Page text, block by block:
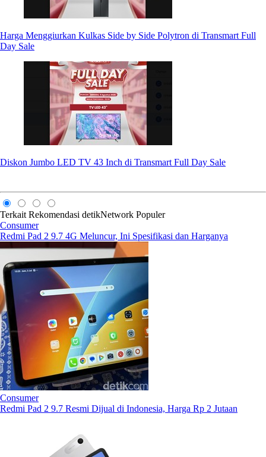
Harga Menggiurkan Kulkas Side by Side Polytron di Transmart Full
Day Sale
Diskon Jumbo LED TV 43 Inch di Transmart Full Day Sale
Terkait Rekomendasi detikNetwork Populer
Consumer
Redmi Pad 2 9.7 4G Meluncur, Ini Spesifikasi dan Harganya
Consumer
Redmi Pad 2 9.7 Resmi Dijual di Indonesia, Harga Rp 2 Jutaan